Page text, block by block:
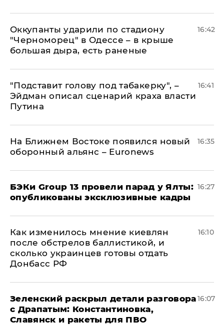
Оккупанты ударили по стадиону
"Черноморец" в Одессе – в крыше
большая дыра, есть раненые
16:42
​"Подставит голову под табакерку", –
Эйдман описал сценарий краха власти
Путина
16:41
На Ближнем Востоке появился новый
оборонный альянс – Euronews
16:35
​БЭКи Group 13 провели парад у Ялты:
опубликованы эксклюзивные кадры
16:27
Как изменилось мнение киевлян
после обстрелов баллистикой, и
сколько украинцев готовы отдать
Донбасс РФ
16:10
​Зеленский раскрыл детали разговора
с Драпатым: Константиновка,
Славянск и ракеты для ПВО
16:07